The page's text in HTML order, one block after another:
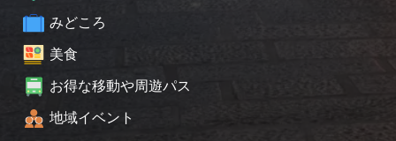
みどころ
美食
お得な移動や周遊パス
地域イベント